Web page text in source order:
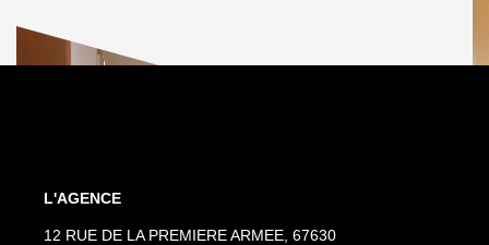
L'AGENCE
12 RUE DE LA PREMIERE ARMEE, 67630